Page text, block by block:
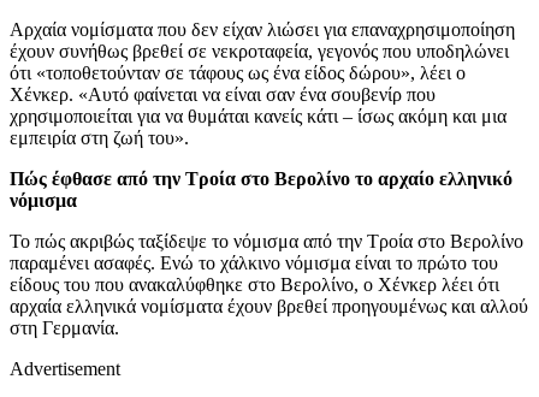
Αρχαία νομίσματα που δεν είχαν λιώσει για επαναχρησιμοποίηση
έχουν συνήθως βρεθεί σε νεκροταφεία, γεγονός που υποδηλώνει
ότι «τοποθετούνταν σε τάφους ως ένα είδος δώρου», λέει ο
Χένκερ. «Αυτό φαίνεται να είναι σαν ένα σουβενίρ που
χρησιμοποιείται για να θυμάται κανείς κάτι – ίσως ακόμη και μια
εμπειρία στη ζωή του».
Πώς έφθασε από την Τροία στο Βερολίνο το αρχαίο ελληνικό
νόμισμα
Το πώς ακριβώς ταξίδεψε το νόμισμα από την Τροία στο Βερολίνο
παραμένει ασαφές. Ενώ το χάλκινο νόμισμα είναι το πρώτο του
είδους του που ανακαλύφθηκε στο Βερολίνο, ο Χένκερ λέει ότι
αρχαία ελληνικά νομίσματα έχουν βρεθεί προηγουμένως και αλλού
στη Γερμανία.
Advertisement